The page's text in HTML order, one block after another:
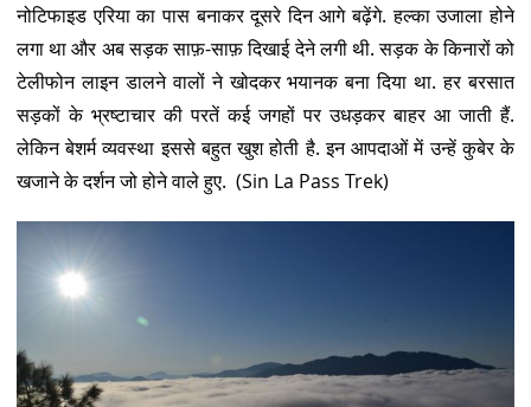
नोटिफाइड एरिया का पास बनाकर दूसरे दिन आगे बढ़ेंगे. हल्का उजाला होने
लगा था और अब सड़क साफ़-साफ़ दिखाई देने लगी थी. सड़क के किनारों को
टेलीफोन लाइन डालने वालों ने खोदकर भयानक बना दिया था. हर बरसात
सड़कों के भ्रष्टाचार की परतें कई जगहों पर उधड़कर बाहर आ जाती हैं.
लेकिन बेशर्म व्यवस्था इससे बहुत खुश होती है. इन आपदाओं में उन्हें कुबेर के
खजाने के दर्शन जो होने वाले हुए. (Sin La Pass Trek)